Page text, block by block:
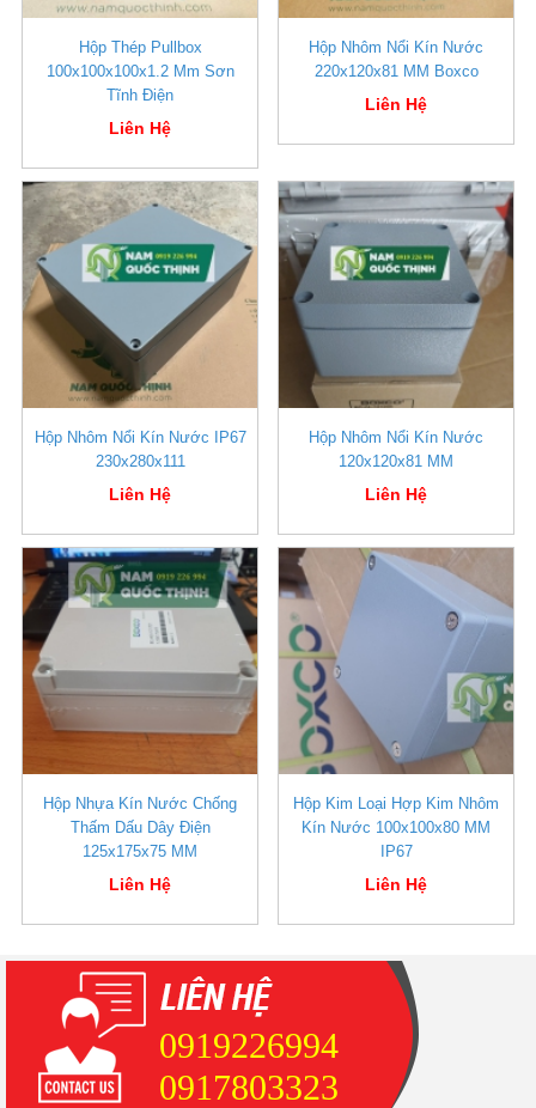
Hộp Thép Pullbox
100x100x100x1.2 Mm Sơn
Tĩnh Điện
Liên Hệ
Hộp Nhôm Nổi Kín Nước
220x120x81 MM Boxco
Liên Hệ
Hộp Nhôm Nổi Kín Nước IP67
230x280x111
Liên Hệ
Hộp Nhôm Nổi Kín Nước
120x120x81 MM
Liên Hệ
Hộp Nhựa Kín Nước Chống
Thấm Dấu Dây Điện
125x175x75 MM
Liên Hệ
Hộp Kim Loại Hợp Kim Nhôm
Kín Nước 100x100x80 MM
IP67
Liên Hệ
0919226994
0917803323